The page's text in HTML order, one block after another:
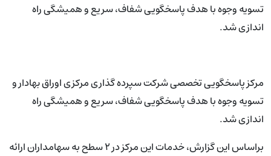
تسویه وجوه با هدف پاسخگویی شفاف، سریع و همیشگی راه
اندازی شد.
مرکز پاسخگویی تخصصی شرکت سپرده گذاری مرکزی اوراق بهادار و
تسویه وجوه با هدف پاسخگویی شفاف، سریع و همیشگی راه
اندازی شد.
براساس این گزارش، خدمات این مرکز در ۲ سطح به سهامداران ارائه